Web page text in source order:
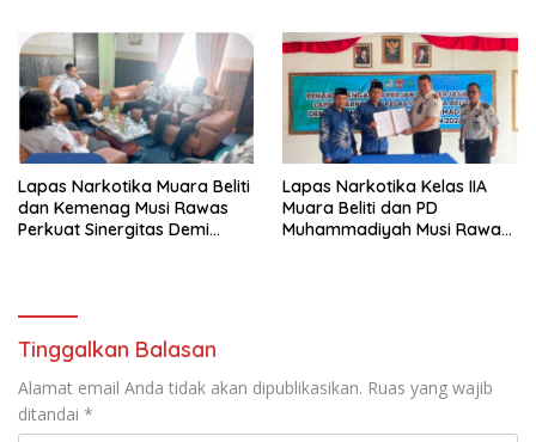
Lapas Narkotika Muara Beliti
dan Kemenag Musi Rawas
Perkuat Sinergitas Demi
Lapas Narkotika Kelas IIA
Muara Beliti dan PD
Muhammadiyah Musi Rawas
Tinggalkan Balasan
Alamat email Anda tidak akan dipublikasikan. Ruas yang wajib
ditandai *